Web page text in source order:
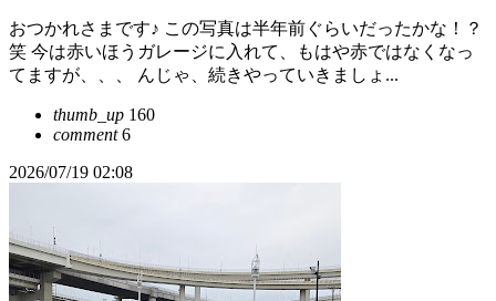
おつかれさまです♪ この写真は半年前ぐらいだったかな！？
笑 今は赤いほうガレージに入れて、もはや赤ではなくなっ
てますが、、、 んじゃ、続きやっていきましょ...
thumb_up 160
comment6
2026/07/19 02:08